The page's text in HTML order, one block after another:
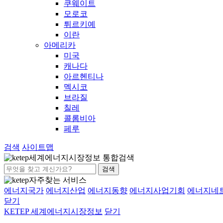
쿠웨이트
모로코
튀르키예
이란
아메리카
미국
캐나다
아르헨티나
멕시코
브라질
칠레
콜롬비아
페루
검색 사이트맵
세계에너지시장정보 통합검색
검색
자주찾는 서비스
에너지국가 에너지산업 에너지동향 에너지사업기회 에너지네
닫기
KETEP 세계에너지시장정보 닫기